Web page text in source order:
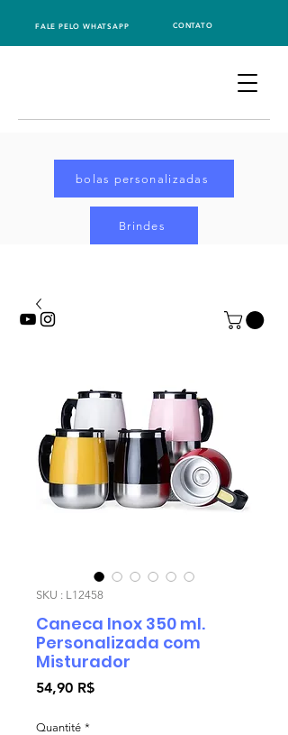
FALE PELO WHATSAPP CONTATO
bolas personalizadas
Brindes
SKU : L12458
Caneca Inox 350 ml.
Personalizada com
Misturador
54,90 R$Prix
Quantité *